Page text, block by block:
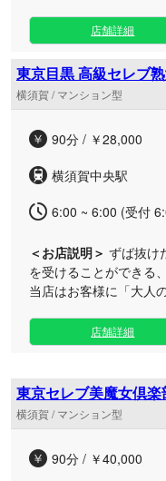
グジュアリーなプライ
されて静かに癒やされ
も便利な横須賀中央エ
る女性たちが心を込め
地よく解きほぐします。 お仕事帰りのリフレッシュや、特別
のおもてなしでお待ち
店舗詳細
東京目黒 高級セレブ
横須賀 / マンション型
90分 / ￥28,000
横須賀中央駅
6:00 ~ 6:00 (受付
＜お店説明＞ ずば抜け
を受けることができる
当店はお客様に「大人
使い、癒し系の雰囲気
ました。 業務的な施術ではなく、癒しを徹底した、究極の癒
客様のご要望をしっか
適なトリートメントを行います。 非日常
の空間で癒しの時間と安らぎ
店舗詳細
東京セレブ美魔女倶
横須賀 / マンション型
90分 / ￥40,000